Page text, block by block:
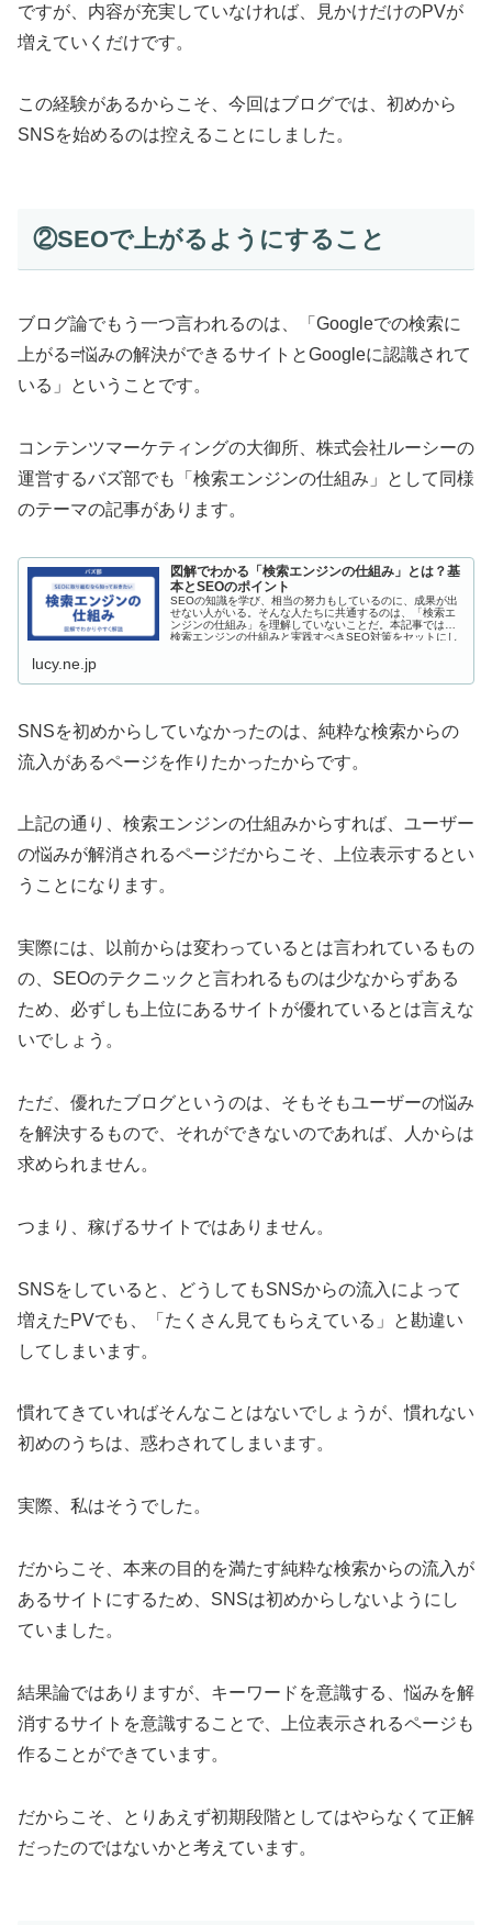
ですが、内容が充実していなければ、見かけだけのPVが
増えていくだけです。
この経験があるからこそ、今回はブログでは、初めから
SNSを始めるのは控えることにしました。
②SEOで上がるようにすること
ブログ論でもう一つ言われるのは、「Googleでの検索に
上がる=悩みの解決ができるサイトとGoogleに認識されて
いる」ということです。
コンテンツマーケティングの大御所、株式会社ルーシーの
運営するバズ部でも「検索エンジンの仕組み」として同様
のテーマの記事があります。
図解でわかる「検索エンジンの仕組み」とは？基
本とSEOのポイント
SEOの知識を学び、相当の努力もしているのに、成果が出
せない人がいる。そんな人たちに共通するのは、「検索エ
ンジンの仕組み」を理解していないことだ。本記事では、
検索エンジンの仕組みと実践すべきSEO対策をセットにし
lucy.ne.jp
SNSを初めからしていなかったのは、純粋な検索からの
流入があるページを作りたかったからです。
上記の通り、検索エンジンの仕組みからすれば、ユーザー
の悩みが解消されるページだからこそ、上位表示するとい
うことになります。
実際には、以前からは変わっているとは言われているもの
の、SEOのテクニックと言われるものは少なからずある
ため、必ずしも上位にあるサイトが優れているとは言えな
いでしょう。
ただ、優れたブログというのは、そもそもユーザーの悩み
を解決するもので、それができないのであれば、人からは
求められません。
つまり、稼げるサイトではありません。
SNSをしていると、どうしてもSNSからの流入によって
増えたPVでも、「たくさん見てもらえている」と勘違い
してしまいます。
慣れてきていればそんなことはないでしょうが、慣れない
初めのうちは、惑わされてしまいます。
実際、私はそうでした。
だからこそ、本来の目的を満たす純粋な検索からの流入が
あるサイトにするため、SNSは初めからしないようにし
ていました。
結果論ではありますが、キーワードを意識する、悩みを解
消するサイトを意識することで、上位表示されるページも
作ることができています。
だからこそ、とりあえず初期段階としてはやらなくて正解
だったのではないかと考えています。